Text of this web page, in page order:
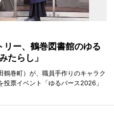
ー、鶴巻図書館のゆる
たらし」
鶴巻町）が、職員手作りのキャラク
票イベント「ゆるバース2026」